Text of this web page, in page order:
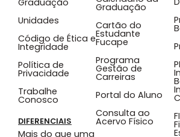
Unidades
Código de Ética e
Integridade
Política de
Privacidade
Trabalhe
Conosco
DIFERENCIAIS
Mais do que uma
Graduação
Cartão do
Estudante
Fucape
Programa
Gestão de
Carreiras
Portal do Aluno
Consulta ao
Acervo Físico